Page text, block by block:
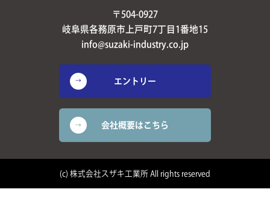
〒504-0927
岐阜県各務原市上戸町7丁目1番地15
info@suzaki-industry.co.jp
エントリー
会社概要はこちら
(c) 株式会社スザキ工業所 All rights reserved